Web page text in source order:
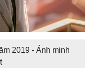
2019 - Ảnh minh